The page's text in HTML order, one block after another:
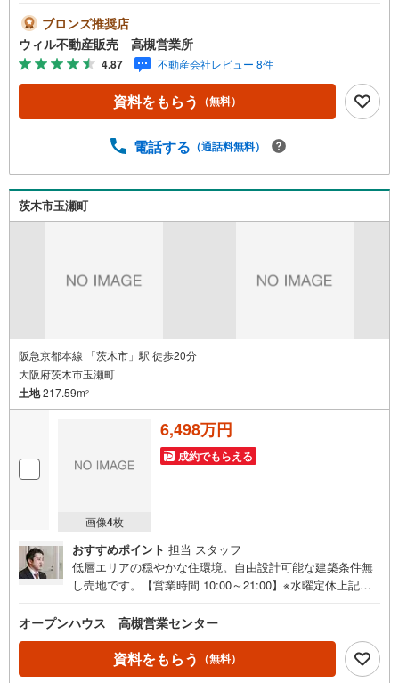
い。 【弊社の特徴】 ■店舗裏手に駐車場をご用意しており
ます。ご利用ください。 ■キッズスペースもございます。
小さなお子様がいらっしゃるご家庭もお気軽にご来場くだ
さい！ 【営業日】定休日はございません。火曜日・水曜日
も営業しております。 【時間】10:00～19:00 ※左記時間は
お電話が繋がりやすくなっております。 ■リフォーム担
の物件管理システム、Willing-Naviで、お客様にぴったりの
物件のご紹介が可能です！ ■物件管理システムを使えば、
ネットに掲載されていない物件のご紹介ができます！ ■弊
ブロンズ推奨店
ウィル不動産販売 高槻営業所
4.87 不動産会社レビュー 8件
資料をもらう （無料）
電話する （通話料無料）
茨木市玉瀬町
阪急京都本線 「茨木市」駅 徒歩20分
大阪府茨木市玉瀬町
土地217.59m2
画像4枚
6,498万円
成約でもらえる
おすすめポイント 担当 スタッフ
低層エリアの穏やかな住環境。自由設計可能な建築条件無
し売地です。【営業時間 10:00～21:00】※水曜定休上記時
ご連絡ください！現地を見学される場合は「室内・現地を
見学する（無料）」ボタンよりご希望の日時をご記入いた
だけますとスムーズにご案内が可能です。◎現地のご案内
について・平日や夜遅い時間帯もご案内が可能 ※定休日を
オープンハウス 高槻営業センター
資料をもらう （無料）